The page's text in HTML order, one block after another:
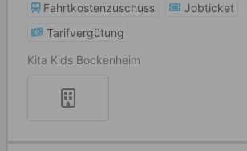
Fahrtkostenzuschuss
Jobticket
Tarifvergütung
Kita Kids Bockenheim